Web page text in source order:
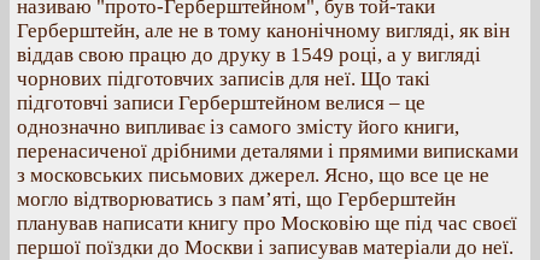
називаю "прото-Герберштейном", був той-таки
Герберштейн, але не в тому канонічному вигляді, як він
віддав свою працю до друку в 1549 році, а у вигляді
чорнових підготовчих записів для неї. Що такі
підготовчі записи Герберштейном велися – це
однозначно випливає із самого змісту його книги,
перенасиченої дрібними деталями і прямими виписками
з московських письмових джерел. Ясно, що все це не
могло відтворюватись з пам’яті, що Герберштейн
планував написати книгу про Московію ще під час своєї
першої поїздки до Москви і записував матеріали до неї.